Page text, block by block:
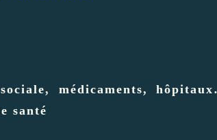
médicaments,
santé